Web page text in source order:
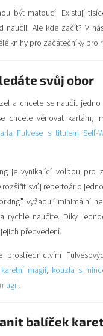
být matoucí. Existují
naučil. Ale kde začít? V
knihy pro začátečníky pro
svůj obor
a chcete se naučit
chcete věnovat kartám,
Fulvese s titulem Self-
je vynikající volbou pro
svůj repertoár o
vyžadují minimální
rychle naučíte. Díky
předvedení.
prostřednictvím
karetní magii, kouzla s
.
balíček